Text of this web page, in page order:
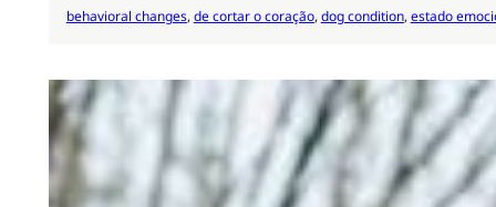
behavioral changes, de cortar o coração, dog condition, estado